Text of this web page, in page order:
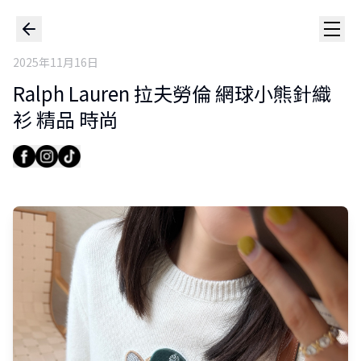
2025年11月16日
Ralph Lauren 拉夫勞倫 網球小熊針織
衫 精品 時尚